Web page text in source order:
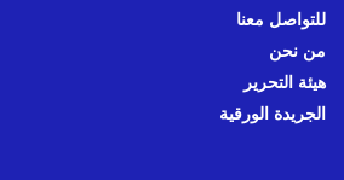
للتواصل معنا
من نحن
هيئة التحرير
الجريدة الورقية